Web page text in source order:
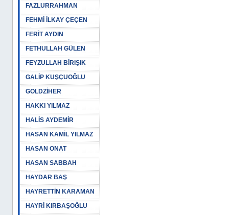
FAZLURRAHMAN
FEHMİ İLKAY ÇEÇEN
FERİT AYDIN
FETHULLAH GÜLEN
FEYZULLAH BİRIŞIK
GALİP KUŞÇUOĞLU
GOLDZİHER
HAKKI YILMAZ
HALİS AYDEMİR
HASAN KAMİL YILMAZ
HASAN ONAT
HASAN SABBAH
HAYDAR BAŞ
HAYRETTİN KARAMAN
HAYRİ KIRBAŞOĞLU